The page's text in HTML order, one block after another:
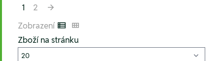
1
2
Zobrazení Listenansicht
Kachelansicht
Zboží na stránku